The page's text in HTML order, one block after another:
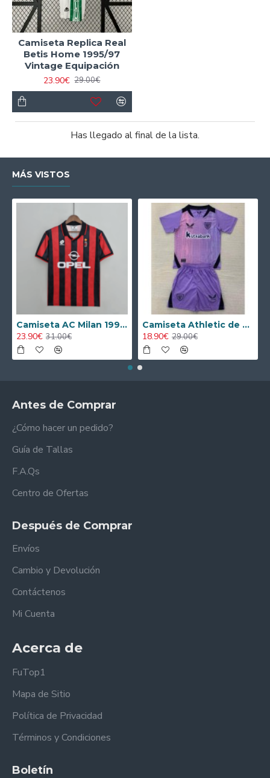
Camiseta Replica Real
Betis Home 1995/97
Vintage Equipación
23.90€ 29.00€
Has llegado al final de la lista.
MÁS VISTOS
Camiseta AC Milan 1995/1996 Local Retro
23.90€ 31.00€
Camiseta Athletic de Bilbao 2024/2025 Alternativo Niño Kit
18.90€ 29.00€
Antes de Comprar
¿Cómo hacer un pedido?
Guía de Tallas
F.A.Qs
Centro de Ofertas
Después de Comprar
Envíos
Cambio y Devolución
Contáctenos
Mi Cuenta
Acerca de
FuTop1
Mapa de Sitio
Política de Privacidad
Términos y Condiciones
Boletín